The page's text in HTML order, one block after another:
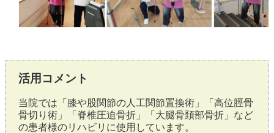
活用コメント
当院では「膝や股関節の人工関節置換術」「高位脛骨
骨切り術」「脊椎圧迫骨折」「大腿骨頚部骨折」など
の患者様のリハビリに使用しています。